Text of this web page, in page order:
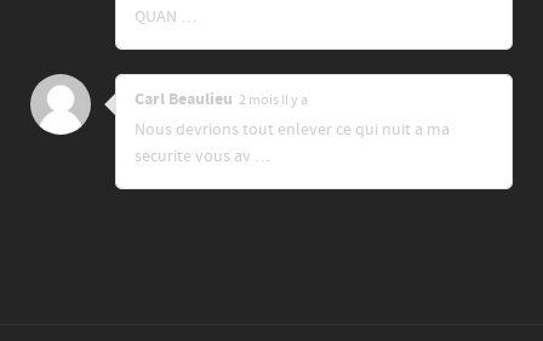
QUAN …
Carl Beaulieu 2 mois ll y a
Nous devrions tout enlever ce qui nuit a ma
securite vous av …